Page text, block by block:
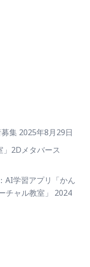
集 2025年8月29日
」2Dメタバース
AI学習アプリ「かん
チャル教室」
2024